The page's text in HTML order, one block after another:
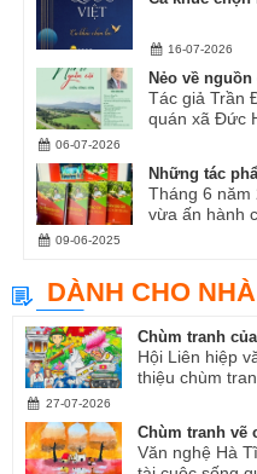
16-07-2026
Nẻo về
Tác giả Trần
quán xã Đức
06-07-2026
Những tác
Tháng 6 năm
vừa ấn hành
09-06-2025
DÀNH CHO
Chùm tranh
Hội Liên hiệp
thiệu chùm
27-07-2026
Chùm tranh vẽ
Văn nghệ Hà